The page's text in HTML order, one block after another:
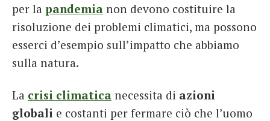
per la pandemia non devono costituire la
risoluzione dei problemi climatici, ma possono
esserci d’esempio sull’impatto che abbiamo
sulla natura.
La crisi climatica necessita di azioni
globali e costanti per fermare ciò che l’uomo